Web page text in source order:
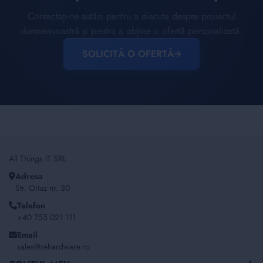
SOLICITĂ O OFERTĂ
All Things IT SRL
Adresa
Str. Oituz nr. 30
Telefon
+40 755 021 111
Email
sales@rehardware.ro